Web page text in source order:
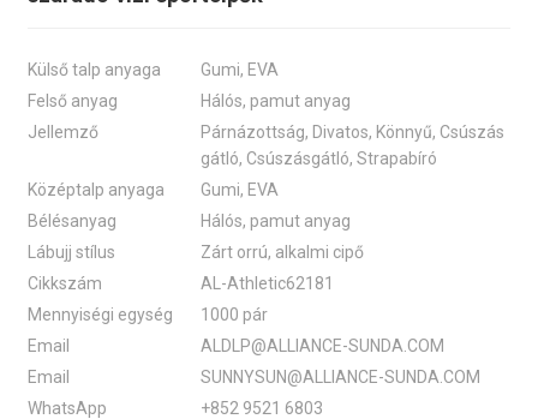
Külső talp anyaga
Gumi, EVA
Felső anyag
Hálós, pamut anyag
Jellemző
Párnázottság, Divatos, Könnyű, Csúszás
gátló, Csúszásgátló, Strapabíró
Középtalp anyaga
Gumi, EVA
Bélésanyag
Hálós, pamut anyag
Lábujj stílus
Zárt orrú, alkalmi cipő
Cikkszám
AL-Athletic62181
Mennyiségi egység
1000 pár
Email
ALDLP@ALLIANCE-SUNDA.COM
Email
SUNNYSUN@ALLIANCE-SUNDA.COM
WhatsApp
+852 9521 6803